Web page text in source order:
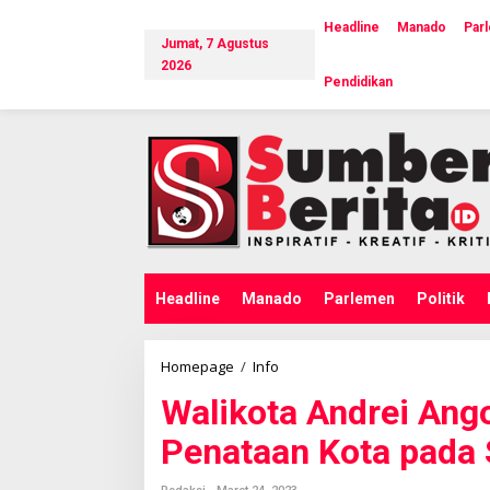
i
Jumat, 7 Agustus
2026
Headline Manado
Pendidikan
Headline Manado Parlemen Politik
Homepage / Info
l
i
k
o
t
Walikota Andrei
Penataan Kota pada